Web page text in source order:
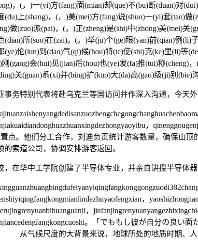
，(，)一(yi)方(fang)面(mian)却(que)不(bu)断(duan)对
(du)上(shang)，(，)美(mei)方(fang)说(shuo)一(yi)套(tao)
做(zuo)派(pai)，(，)正(zheng)是(shi)中(zhong)美(mei)关
(dian)所(suo)在(zai)。(。)举(ju)个(ge)眼(yan)前(qian)例
(ye)伦(lun)到(dao)气(qi)候(hou)特(te)使(shi)克(ke)里(li)等
(gang)会(hui)见(jian)后(hou)也(ye)发(fa)推(tui)称(cheng)
关(guan)系(xi)并(bing)扩(kuo)大(da)高(gao)级(ji)别(bie)
别代表将赴乌克兰等国访问并作深入沟通，今天外
，
点。他们分工合作，刘迪负责统计游客数量，确保山
索道公司，协调安排游客返回。
中工学院创建了半导体专业，并亲自讲授半导体器
，
，
。「でももし彼が自分の良
从气候尺度的大背景来说，地球所处的地质时期、